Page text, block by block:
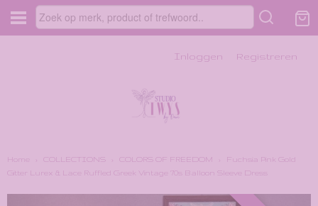
Inloggen Registreren
Home COLLECTIONS COLORS OF FREEDOM
Fuchsia Pink Gold
Gitter Lurex & Lace Ruffled Greek Vintage '70s Balloon Sleeve Dress